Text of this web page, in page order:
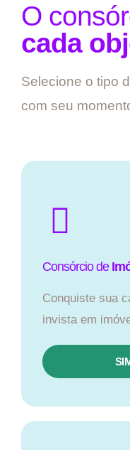
O
cada
Selecione o tipo
com seu
Consórcio de
Conquiste sua
invista em